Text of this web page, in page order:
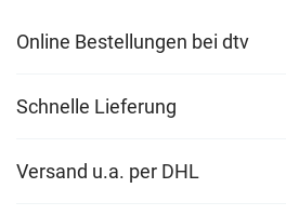
Online Bestellungen bei dtv
Schnelle Lieferung
Versand u.a. per DHL